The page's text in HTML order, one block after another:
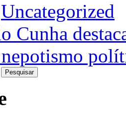
Uncategorized
Cunha